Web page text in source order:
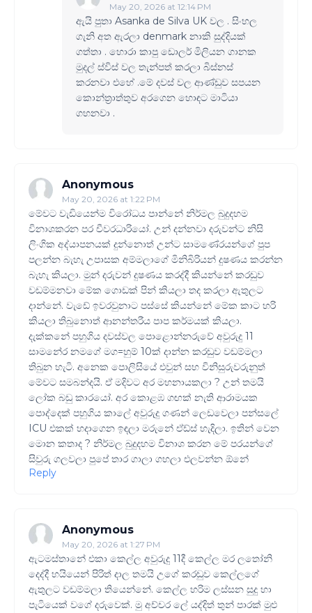
May 20, 2026 at 12:14 PM
ඇයි පුතා Asanka de Silva UK වල . සිංහල
ගැනි අත ඇරලා denmark නාකි සුද්දියක්
ගත්තා . හොරා කාපු ඩොලර් මිලියන ගානක
මුදල් ස්විස් වල තැන්පත් කරලා බිස්නස්
කරනවා එහේ .මේ දවස් වල ආණ්ඩුව සපයන
කොන්ත්‍රාත්තුව අරගෙන හොඳට මාටියා
ගහනවා .
Anonymous
May 20, 2026 at 1:22 PM
මේවට වැඩියෙන්ම විරෝධය පාන්නේ නිර්මල බුදුදහම
විනාශකරන පර චීවරධාරියෝ. උන් දන්නවා දරුවන්ට නිසි
ලිංගික අද්යාපනයක් දුන්නොත් උන්ට සාමණේරයන්ගේ පුප
පලන්න බැහැ උපාසක අම්මලාගේ මිනිබිරියන් දුෂණය කරන්න
බැහැ කියලා. මුන් දරුවන් දුෂණය කරද්දී කියන්නේ කරඬුව
වඩම්මනවා මේක ගොඩක් පින් කියලා තද කරලා ඇතුලට
දාන්නේ. වැඩේ ඉවරවුනාට පස්සේ කියන්නේ මේක කාට හරි
කියලා තිබුනොත් ආනන්තරීය පාප කර්මයක් කියලා.
දැක්කනේ පහුගිය දවස්වල පොළොන්නරුවේ අවුරුදු 11
සාමනේර නමගේ මග=හුම් 10ක් දාන්න කරඬුව වඩම්මලා
තිබුන හැටි. අනෙක පොලිසියේ එවුන් සහ විනිසුරුවරුනුත්
මේවට සමබන්දයි. ඒ මදිවට අර මහනායකලා ? උන් තමයි
ලෝක බඩු කාරයෝ. අර කොළඹ ගඟක් නැති ආරාමයක
පොද්දෙක් පහුගිය කාලේ අවුරුදු ගණන් ලෙඩවෙලා පන්සලේ
ICU එකක් හදාගෙන ඉඳලා මරුනේ ඒඩ්ස් හැදිලා. ඉතින් වෙන
මොන කතාද ? නිර්මල බුදුදහම විනාශ කරන මේ පරයන්ගේ
සිවුරු ගලවලා පුපේ තාර ගාලා ගහලා එලවන්න ඕනේ
Reply
Anonymous
May 20, 2026 at 1:27 PM
ඇටමස්තානේ එකා කෙල්ල අවුරුදු 11දී කෙල්ල මර ලතෝනි
දෙද්දී හයියෙන් පිරිත් දාල තමයි උගේ කරඬුව කෙල්ලගේ
ඇතුලට වඩම්මලා තියෙන්නේ. කෙල්ල හරිම ලස්සන සුදු හා
පැටියෙක් වගේ දරුවෙක්. මු අච්චර ලේ යද්දිත් තුන් පාරක් මුළු